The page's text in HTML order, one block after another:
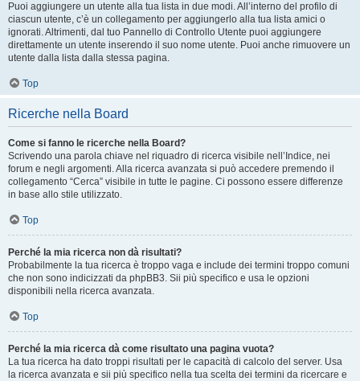
Puoi aggiungere un utente alla tua lista in due modi. All’interno del profilo di
ciascun utente, c’è un collegamento per aggiungerlo alla tua lista amici o
ignorati. Altrimenti, dal tuo Pannello di Controllo Utente puoi aggiungere
direttamente un utente inserendo il suo nome utente. Puoi anche rimuovere un
utente dalla lista dalla stessa pagina.
Top
Ricerche nella Board
Come si fanno le ricerche nella Board?
Scrivendo una parola chiave nel riquadro di ricerca visibile nell’Indice, nei
forum e negli argomenti. Alla ricerca avanzata si può accedere premendo il
collegamento “Cerca” visibile in tutte le pagine. Ci possono essere differenze
in base allo stile utilizzato.
Top
Perché la mia ricerca non dà risultati?
Probabilmente la tua ricerca è troppo vaga e include dei termini troppo comuni
che non sono indicizzati da phpBB3. Sii più specifico e usa le opzioni
disponibili nella ricerca avanzata.
Top
Perché la mia ricerca dà come risultato una pagina vuota?
La tua ricerca ha dato troppi risultati per le capacità di calcolo del server. Usa
la ricerca avanzata e sii più specifico nella tua scelta dei termini da ricercare e